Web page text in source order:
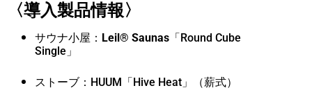
〈導入製品情報〉
サウナ小屋： Leil®️ Saunas 「Round Cube
Single」
ストーブ：HUUM「Hive Heat」（薪式）